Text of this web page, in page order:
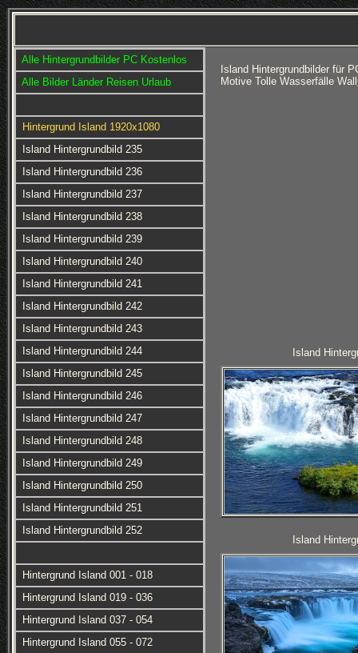
Alle Hintergrundbilder PC Kostenlos
Alle Bilder Länder Reisen Urlaub
Hintergrund Island 1920x1080
Island Hintergrundbild 235
Island Hintergrundbild 236
Island Hintergrundbild 237
Island Hintergrundbild 238
Island Hintergrundbild 239
Island Hintergrundbild 240
Island Hintergrundbild 241
Island Hintergrundbild 242
Island Hintergrundbild 243
Island Hintergrundbild 244
Island Hintergrundbild 245
Island Hintergrundbild 246
Island Hintergrundbild 247
Island Hintergrundbild 248
Island Hintergrundbild 249
Island Hintergrundbild 250
Island Hintergrundbild 251
Island Hintergrundbild 252
Hintergrund Island 001 - 018
Hintergrund Island 019 - 036
Hintergrund Island 037 - 054
Hintergrund Island 055 - 072
Island Hintergrundbilder für
Motive Tolle Wasserfälle
Island
Island